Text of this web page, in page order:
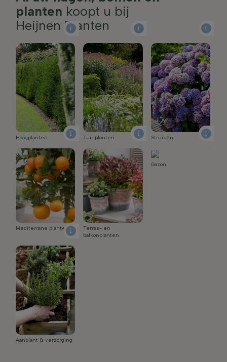
planten koopt u bij
Heijnen Planten
Haagplanten Tuinplanten Struiken
Mediterrane planten
Terras- en
balkonplanten
Gazon
Aanplant & verzorging